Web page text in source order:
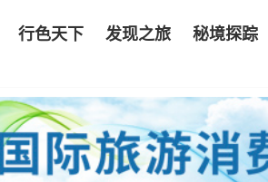
行色天下 发现之旅 秘境探踪